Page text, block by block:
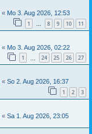
« Mo 3. Aug 2026, 12:53
1 … 8 9 10 11
« Mo 3. Aug 2026, 02:22
1 24 25 26 27
« So 2. Aug 2026, 16:37
1 2 3
« Sa 1. Aug 2026, 23:05